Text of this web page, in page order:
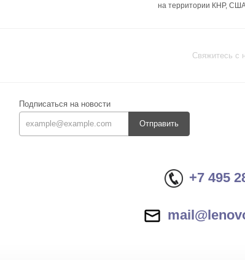
на территории КНР, США
Свяжитесь с
Подписаться на новости
Отправить
+7 495